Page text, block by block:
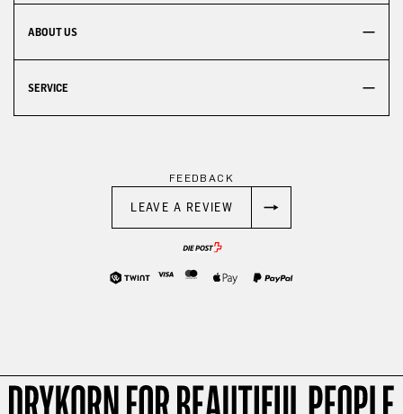
ABOUT US
SERVICE
FEEDBACK
LEAVE A REVIEW